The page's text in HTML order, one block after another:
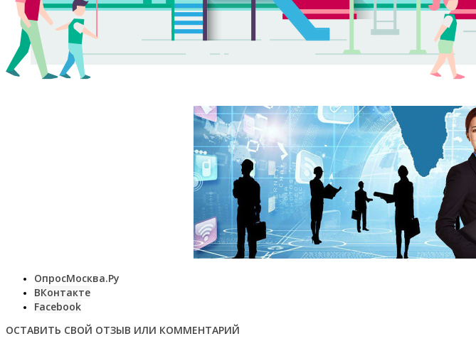
ОпросМосква.Ру
ВКонтакте
Facebook
ОСТАВИТЬ СВОЙ ОТЗЫВ ИЛИ КОММЕНТАРИЙ